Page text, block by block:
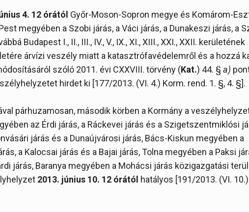
4. 12 órától Győr-Moson-Sopron megye és Komárom-
megyében a Szobi járás, a Váci járás, a Dunakeszi járás, a
Budapest I., II., III., IV., V., IX., XI., XIII., XXI., XXII. kerületének
árvízi veszély miatt a katasztrófavédelemről és a hozzá
szóló 2011. évi CXXVIII. törvény (Kat.) 44. § a)
hirdet ki [177/2013. (VI. 4.) Korm. rend. 1. §, 4. §].
párhuzamosan, második körben a Kormány a
az Érdi járás, a Ráckevei járás és a Szigetszentmiklósi
járás és a Dunaújvárosi járás, Bács-Kiskun megyében a
a Kalocsai járás és a Bajai járás, Tolna megyében a Paksi
járás, Baranya megyében a Mohácsi járás közigazgatási
2013. június 10. 12 órától hatályos [191/2013. (VI.